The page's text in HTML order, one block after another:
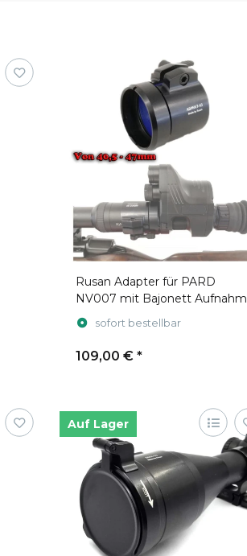
Rusan Adapter für PARD
NV007 mit Bajonett
sofort bestellbar
109,00 € *
Auf Lager